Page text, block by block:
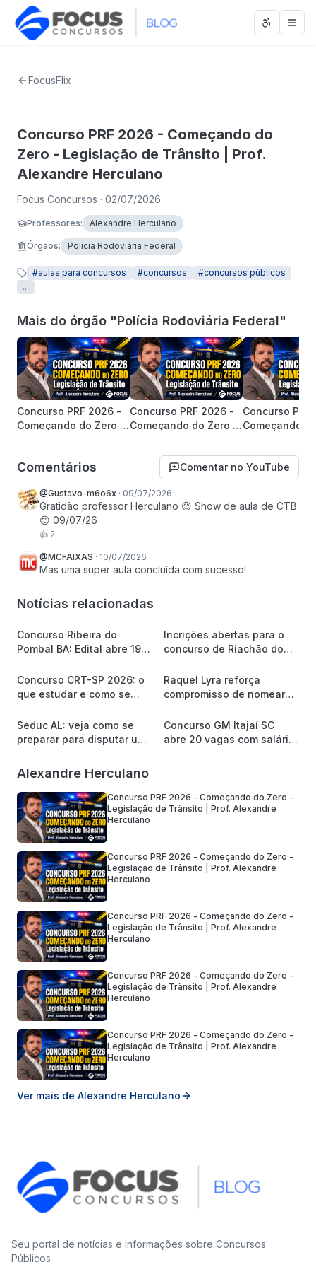
Abrir
FocusFlix
Concurso PRF 2026 - Começando do
Zero - Legislação de Trânsito | Prof.
Alexandre Herculano
Focus Concursos · 02/07/2026
Professores: Alexandre Herculano
Órgãos: Polícia Rodoviária Federal
#aulas para concursos #concursos #concursos públicos
...
Mais do órgão "Polícia Rodoviária Federal"
Concurso PRF 2026 -
Começando do Zero -
Alexandre Herculano
Concurso PRF 2026 -
Começando do Zero -
Trânsito | Prof.
Alexandre Herculano
Concurso
Começando
Trânsito | Prof.
Alexandre
Comentários Comentar no YouTube
@Gustavo-m6o6x · 09/07/2026
Gratidão professor Herculano 😊 Show de aula de CTB
😊 09/07/26
👍 2
@MCFAIXAS · 10/07/2026
Mas uma super aula concluída com sucesso!
Notícias relacionadas
Concurso Ribeira do
Pombal BA: Edital abre 19
Incrições abertas para o
concurso de Riachão do
Concurso CRT-SP 2026: o
que estudar e como se
Quadrix?
Raquel Lyra reforça
compromisso de nomear
Seduc AL: veja como se
preparar para disputar uma
Concurso GM Itajaí SC
abre 20 vagas com salário
Alexandre Herculano
Concurso PRF 2026 - Começando do Zero -
Legislação de Trânsito | Prof. Alexandre
Herculano
Concurso PRF 2026 - Começando do Zero -
Legislação de Trânsito | Prof. Alexandre
Herculano
Concurso PRF 2026 - Começando do Zero -
Legislação de Trânsito | Prof. Alexandre
Herculano
Concurso PRF 2026 - Começando do Zero -
Legislação de Trânsito | Prof. Alexandre
Herculano
Concurso PRF 2026 - Começando do Zero -
Legislação de Trânsito | Prof. Alexandre
Herculano
Ver mais de Alexandre Herculano
Seu portal de notícias e informações sobre Concursos
Públicos